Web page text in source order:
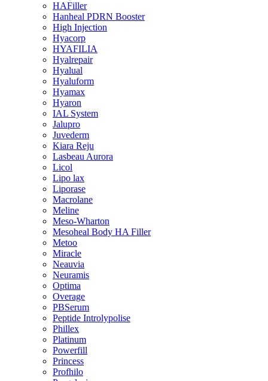
HAFiller
Hanheal PDRN Booster
High Injection
Hyacorp
HYAFILIA
Hyalrepair
Hyalual
Hyaluform
Hyamax
Hyaron
IAL System
Jalupro
Juvederm
Kiara Reju
Lasbeau Aurora
Licol
Lipo lax
Liporase
Macrolane
Meline
Meso-Wharton
Mesoheal Body HA Filler
Metoo
Miracle
Neauvia
Neuramis
Optima
Overage
PBSerum
Peptide Introlypolise
Phillex
Platinum
Powerfill
Princess
Profhilo